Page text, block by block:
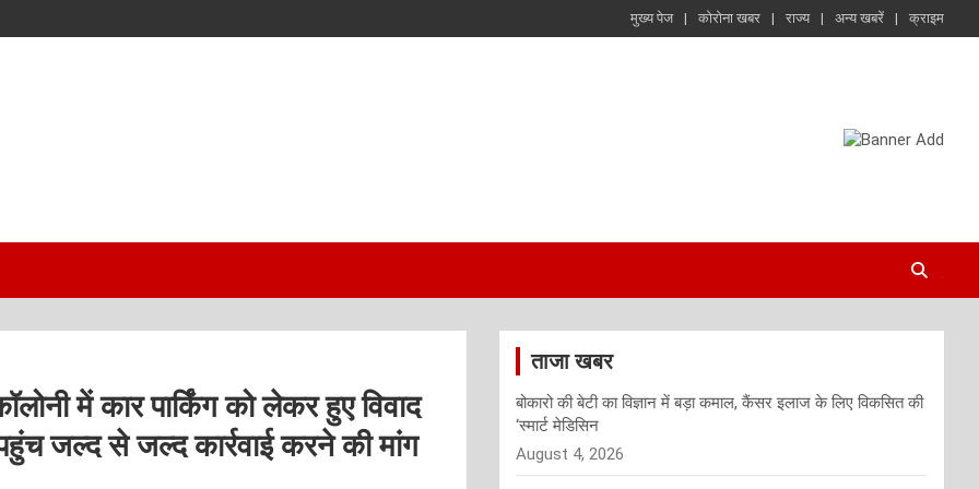
मुख्य पेज कोरोना खबर राज्य अन्य खबरें क्राइम
में कार पार्किंग को लेकर हुए विवाद
जल्द से जल्द कार्रवाई करने की मांग
ताजा खबर
बोकारो की बेटी का विज्ञान में बड़ा कमाल, कैंसर इलाज के लिए विकसित की
‘स्मार्ट मेडिसिन
August 4, 2026